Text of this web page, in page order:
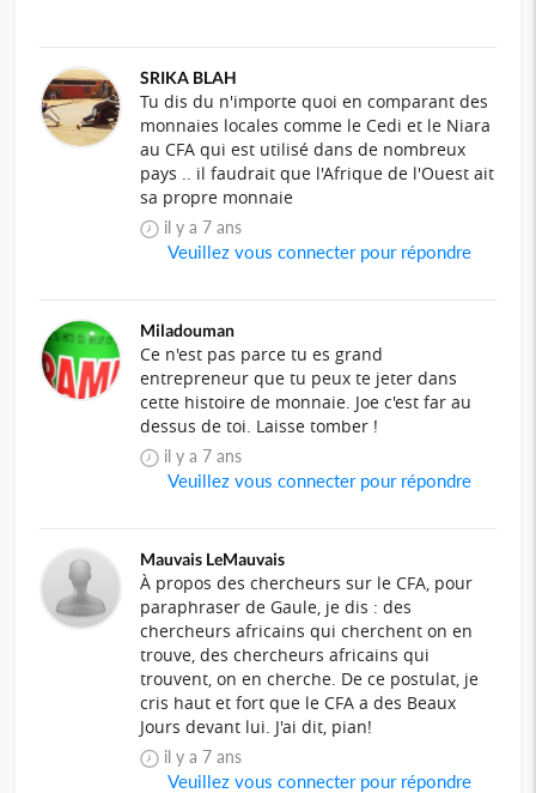
SRIKA BLAH
Tu dis du n'importe quoi en comparant des
monnaies locales comme le Cedi et le Niara
au CFA qui est utilisé dans de nombreux
pays .. il faudrait que l'Afrique de l'Ouest ait
sa propre monnaie
il y a 7 ans
Veuillez vous connecter pour répondre
Miladouman
Ce n'est pas parce tu es grand
entrepreneur que tu peux te jeter dans
cette histoire de monnaie. Joe c'est far au
dessus de toi. Laisse tomber !
il y a 7 ans
Veuillez vous connecter pour répondre
Mauvais LeMauvais
À propos des chercheurs sur le CFA, pour
paraphraser de Gaule, je dis : des
chercheurs africains qui cherchent on en
trouve, des chercheurs africains qui
trouvent, on en cherche. De ce postulat, je
cris haut et fort que le CFA a des Beaux
Jours devant lui. J'ai dit, pian!
il y a 7 ans
Veuillez vous connecter pour répondre